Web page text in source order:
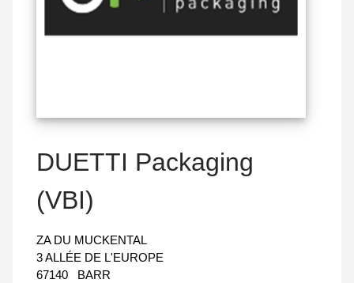
DUETTI Packaging
(VBI)
ZA DU MUCKENTAL
3 ALLÉE DE L'EUROPE
67140
BARR